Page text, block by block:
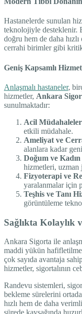
Hastanelerde sunulan
teknolojiyle desteklenir.
doğru hem de daha
cerrahi birimler gibi
Geniş Kapsamlı
Anlaşmalı hastaneler,
hizmetler, Ankara
sunulmaktadır:
Acil
etkili müdahale.
Ameliyat ve
alanlara kadar
Doğum ve Kadın
hizmetleri, uzman
Fizyoterapi ve
yaralanmalar için
Teşhis ve Tanı
görüntüleme
Sağlıkta Kolaylık
Ankara Sigorta ile
maddi yükün
çok sayıda avantaja
hizmetler, sigortalının
Randevu sistemleri,
bekleme sürelerini
hızlı hem de daha